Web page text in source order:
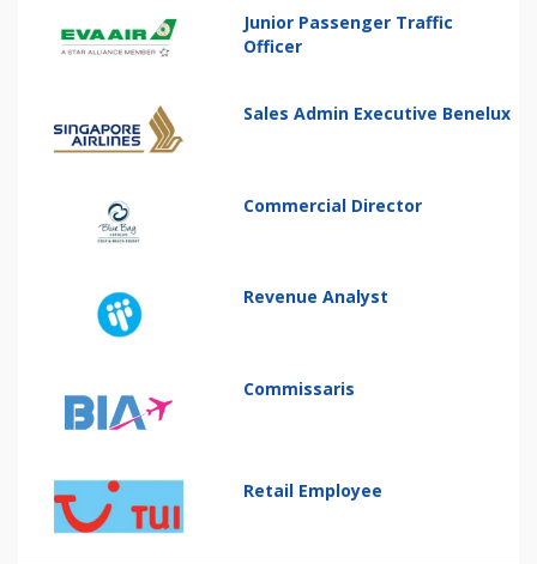
Junior Passenger Traffic
Officer
Sales Admin Executive Benelux
Commercial Director
Revenue Analyst
Commissaris
Retail Employee